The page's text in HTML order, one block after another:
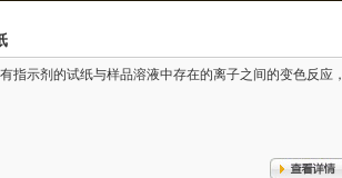
指示剂的试纸与样品溶液中存在的离子之间的变色反应，